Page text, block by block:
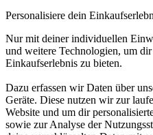
Personalisiere dein
Nur mit deiner individuellen
und weitere Technologien, um
Einkaufserlebnis zu bieten.
Dazu erfassen wir Daten über
Geräte. Diese nutzen wir zur
Website und um dir
sowie zur Analyse der